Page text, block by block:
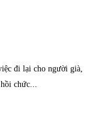
đi lại cho người già,
chức...